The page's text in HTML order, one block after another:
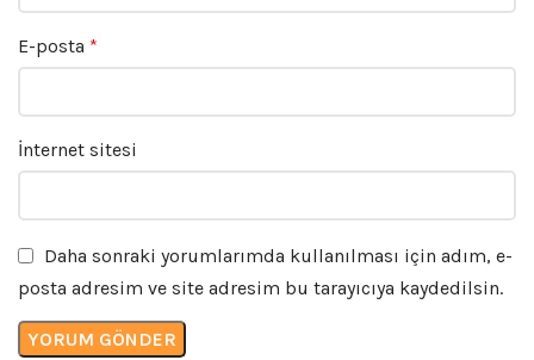
E-posta *
İnternet sitesi
Daha sonraki yorumlarımda kullanılması için adım, e-
posta adresim ve site adresim bu tarayıcıya kaydedilsin.